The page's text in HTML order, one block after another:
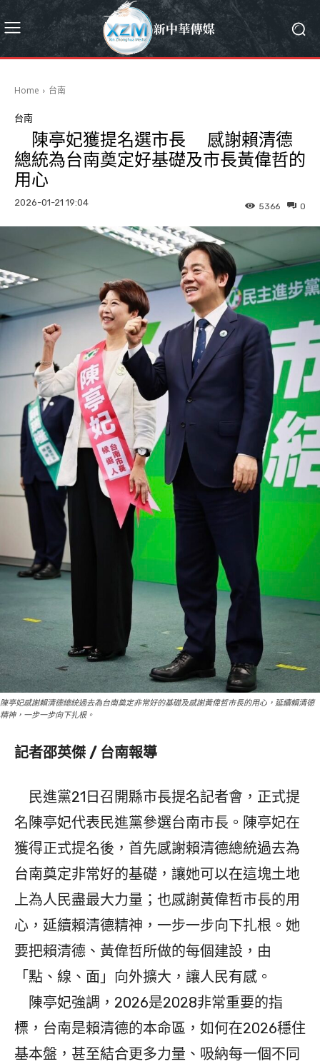
Home 台南
台南
陳亭妃獲提名選市長 感謝賴清德
總統為台南奠定好基礎及市長黃偉哲的
用心
2026-01-21 19:04 0
5366
陳亭妃感謝賴清德總統過去為台南奠定非常好的基礎及感謝黃偉哲市長的用心，延續賴清德
精神，一步一步向下扎根。
記者邵英傑 / 台南報導
民進黨21日召開縣市長提名記者會，正式提
名陳亭妃代表民進黨參選台南市長。陳亭妃在
獲得正式提名後，首先感謝賴清德總統過去為
台南奠定非常好的基礎，讓她可以在這塊土地
上為人民盡最大力量；也感謝黃偉哲市長的用
心，延續賴清德精神，一步一步向下扎根。她
要把賴清德、黃偉哲所做的每個建設，由
「點、線、面」向外擴大，讓人民有感。
陳亭妃強調，2026是2028非常重要的指
標，台南是賴清德的本命區，如何在2026穩住
基本盤，甚至結合更多力量、吸納每一個不同